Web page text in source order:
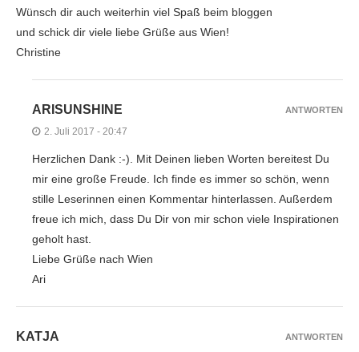
Wünsch dir auch weiterhin viel Spaß beim bloggen
und schick dir viele liebe Grüße aus Wien!
Christine
ARISUNSHINE
2. Juli 2017 - 20:47
Herzlichen Dank :-). Mit Deinen lieben Worten bereitest Du
mir eine große Freude. Ich finde es immer so schön, wenn
stille Leserinnen einen Kommentar hinterlassen. Außerdem
freue ich mich, dass Du Dir von mir schon viele Inspirationen
geholt hast.
Liebe Grüße nach Wien
Ari
ANTWORTEN
KATJA ANTWORTEN